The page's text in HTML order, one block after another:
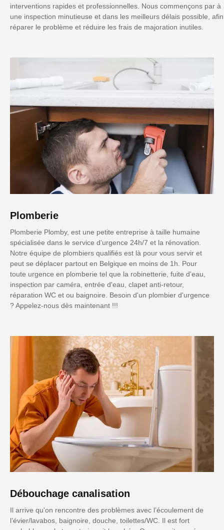
interventions rapides et professionnelles. Nous commençons par à
une inspection minutieuse et dans les meilleurs délais possible, afin
réparer le problème et réduire les frais de majoration inutiles.
Plomberie
Plomberie Plomby, est une petite entreprise à taille humaine
spécialisée dans le service d’urgence 24h/7 et la rénovation.
Notre équipe de plombiers qualifiés est là pour vous servir et
peut se déplacer partout en Belgique en moins de 1h. Pour
toute urgence en plomberie tel que la robinetterie, fuite d'eau,
inspection par caméra, entrée d'eau, clapet anti-retour,
réparation WC et ou baignoire. Besoin d'un plombier d'urgence
? Appelez-nous dès maintenant !!!
Débouchage canalisation
Il arrive qu'on rencontre des problèmes avec l’écoulement de
l’évier/lavabos, baignoire, douche, toilettes/WC. Il est fort